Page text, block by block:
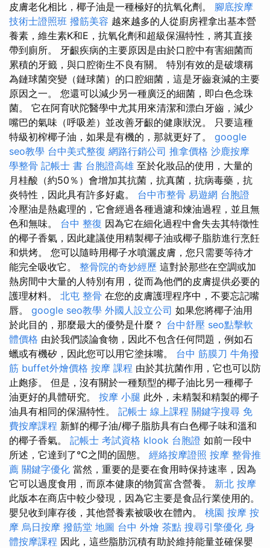
皮膚老化相比，椰子油是一種極好的抗氧化劑。 腳底按摩
技術士證照班 撥筋美容 越來越多的人從廚房裡拿出基本營
養素，維生素K和E，抗氧化劑和超級保濕特性，將其直接
帶到廁所。 牙齦疾病的主要原因是由於口腔中有害細菌而
累積的牙籤，與口腔衛生不良有關。 特別有效的是破壞稱
為鏈球菌突變（鏈球菌）的口腔細菌，這是牙齒衰減的主要
原因之一。 您還可以減少另一種廣泛的細菌，即白色念珠
菌。 它在阿育吠陀醫學中尤其用來清潔和漂白牙齒，減少
嘴巴的氣味（呼吸差）並改善牙齦的健康狀況。 只要這種
特級初榨椰子油，如果是有機的，那就更好了。 google
seo教學 台中美式整復 網路行銷公司 推拿價格 沙鹿按摩
學整骨 記帳士 書 台胞證高雄 至於化妝品的使用，大量的
月桂酸（約50％）會增加其抗菌，抗真菌，抗病毒藥，抗
炎特性，因此具有許多好處。 台中市整骨 易遊網 台胞證
冷壓油是熱處理的，它會經過各種過濾和煉油過程，並且無
色和無味。 台中 整復 因為它在細化過程中會失去其特徵性
的椰子香氣，因此建議使用精製椰子油或椰子脂肪進行烹飪
和烘烤。 您可以隨時用椰子水噴灑皮膚，您只需要等待才
能完全吸收它。 整骨院的奇妙經歷 這對於那些在空調或加
熱房間中大量的人特別有用，從而為他們的皮膚提供必要的
護理材料。 北屯 整骨 在您的皮膚護理程序中，不要忘記嘴
唇。 google seo教學 外國人設立公司 如果您將椰子油用
於此目的，那麼最大的優勢是什麼？ 台中舒壓 seo點擊軟
體價格 由於我們談論食物，因此不包含任何問題，例如石
蠟或有機矽，因此您可以用它塗抹嘴。 台中 筋膜刀 牛角撥
筋 buffet外燴價格 按摩 課程 由於其抗菌作用，它也可以防
止皰疹。 但是，沒有關於一種類型的椰子油比另一種椰子
油更好的具體研究。 按摩 小腿 此外，未精製和精製的椰子
油具有相同的保濕特性。 記帳士 線上課程 關鍵字搜尋 免
費按摩課程 新鮮的椰子油/椰子脂肪具有白色椰子味和溫和
的椰子香氣。 記帳士 考試資格 klook 台胞證 如前一段中
所述，它達到了°C之間的固態。 經絡按摩證照 按摩 整骨推
薦 關鍵字優化 當然，重要的是要在食用時保持速率，因為
它可以過度食用，而原本健康的物質富含營養。 新北 按摩
此版本在商店中較少發現，因為它主要是食品行業使用的。
嬰兒收到庫存後，其他營養素被吸收在體內。 桃園 按摩 按
摩 烏日按摩 撥筋堂 地圖 台中 外燴 茶點 搜尋引擎優化 身
體按摩課程 因此，這些脂肪沉積有助於維持能量並確保嬰